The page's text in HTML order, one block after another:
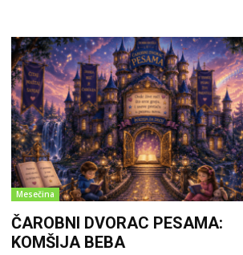
Mesečina
ČAROBNI DVORAC PESAMA:
KOMŠIJA BEBA